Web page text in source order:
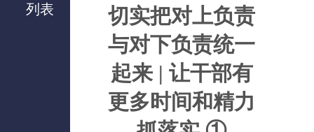
列表
切实把对上负责
与对下负责统一
起来 | 让干部有
更多时间和精力